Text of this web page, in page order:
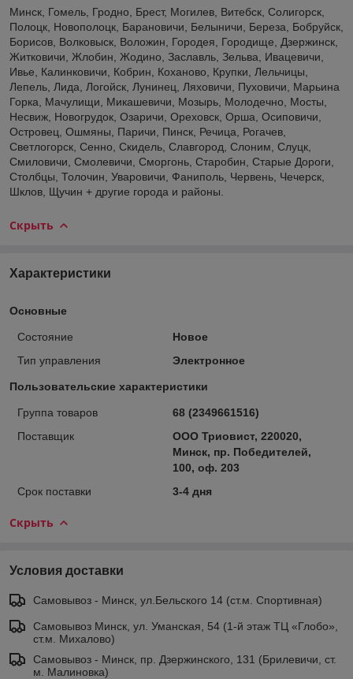
Минск, Гомель, Гродно, Брест, Могилев, Витебск, Солигорск,
Полоцк, Новополоцк, Барановичи, Белыничи, Береза, Бобруйск,
Борисов, Волковыск, Воложин, Городея, Городище, Дзержинск,
Житковичи, Жлобин, Жодино, Заславль, Зельва, Ивацевичи,
Ивье, Калинковичи, Кобрин, Коханово, Крупки, Лельчицы,
Лепель, Лида, Логойск, Лунинец, Ляховичи, Пуховичи, Марьина
Горка, Мачулищи, Микашевичи, Мозырь, Молодечно, Мосты,
Несвиж, Новогрудок, Озаричи, Ореховск, Орша, Осиповичи,
Островец, Ошмяны, Паричи, Пинск, Речица, Рогачев,
Светлогорск, Сенно, Скидель, Славгород, Слоним, Слуцк,
Смиловичи, Смолевичи, Сморгонь, Старобин, Старые Дороги,
Столбцы, Толочин, Уваровичи, Фаниполь, Червень, Чечерск,
Шклов, Щучин + другие города и районы.
Скрыть
Характеристики
Основные
Состояние
Новое
Тип управления
Электронное
Пользовательские характеристики
Группа товаров
68 (2349661516)
Поставщик
ООО Триовист, 220020,
Минск, пр. Победителей,
100, оф. 203
Срок поставки
3-4 дня
Скрыть
Условия доставки
Самовывоз - Минск, ул.Бельского 14 (ст.м. Спортивная)
Самовывоз Минск, ул. Уманская, 54 (1-й этаж ТЦ «Глобо»,
ст.м. Михалово)
Самовывоз - Минск, пр. Дзержинского, 131 (Брилевичи, ст.
м. Малиновка)